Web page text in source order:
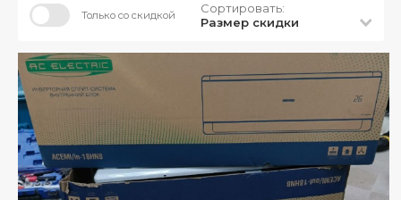
Только со скидкой
Сортировать:
Размер скидки